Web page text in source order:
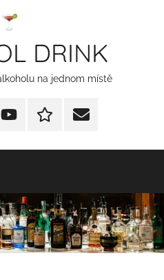
DRINK
na jednom místě
YT
Redakční
E-